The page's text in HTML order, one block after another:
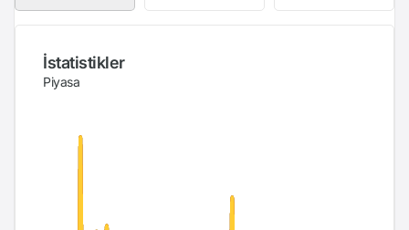
İstatistikler
Piyasa